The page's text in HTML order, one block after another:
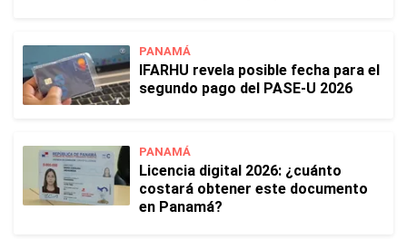
PANAMÁ
IFARHU revela posible fecha para el
segundo pago del PASE-U 2026
PANAMÁ
Licencia digital 2026: ¿cuánto
costará obtener este documento
en Panamá?